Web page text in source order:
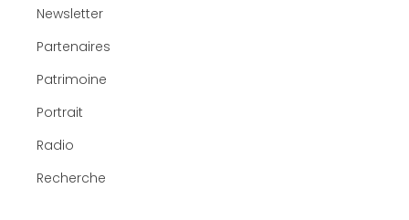
Newsletter
Partenaires
Patrimoine
Portrait
Radio
Recherche